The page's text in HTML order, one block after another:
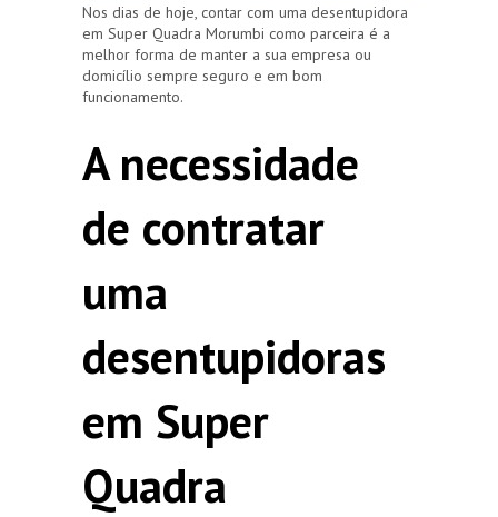
Nos dias de hoje, contar com uma desentupidora
em Super Quadra Morumbi como parceira é a
melhor forma de manter a sua empresa ou
domicílio sempre seguro e em bom
funcionamento.
A necessidade
de contratar
uma
desentupidoras
em Super
Quadra